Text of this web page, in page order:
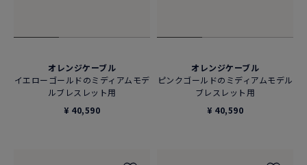
オレンジケーブル
イエローゴールドのミディアムモデ
ルブレスレット用
¥ 40,590
オレンジケーブル
ピンクゴールドのミディアムモデル
ブレスレット用
¥ 40,590